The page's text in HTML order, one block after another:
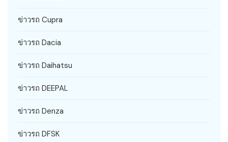
ข่าวรถ Cupra
ข่าวรถ Dacia
ข่าวรถ Daihatsu
ข่าวรถ DEEPAL
ข่าวรถ Denza
ข่าวรถ DFSK